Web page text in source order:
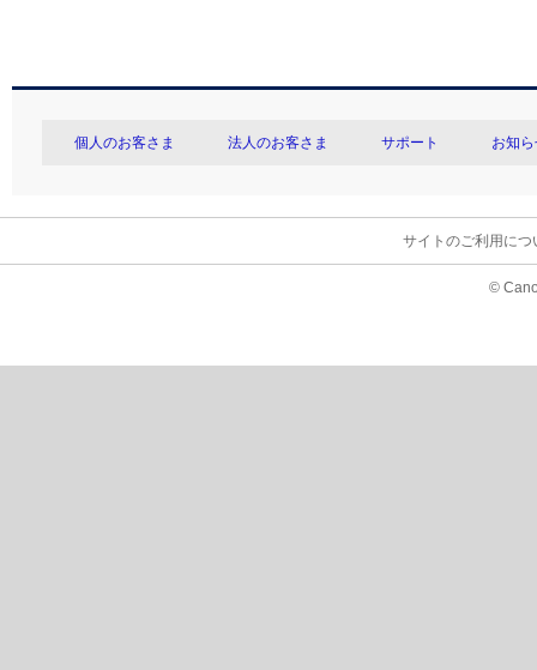
個人のお客さま 法人のお客さま サポート お知
サイトのご利用につ
©